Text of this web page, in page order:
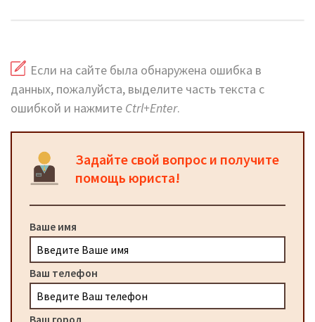
Если на сайте была обнаружена ошибка в
данных, пожалуйста, выделите часть текста с
ошибкой и нажмите Ctrl+Enter.
Задайте свой вопрос и получите
помощь юриста!
Ваше имя
Ваш телефон